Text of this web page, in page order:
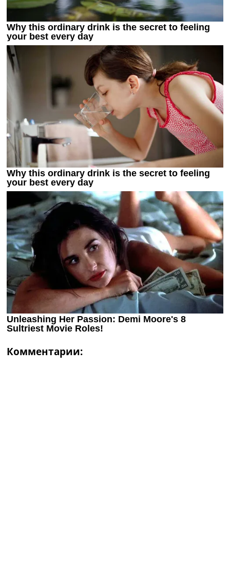
Комментарии: